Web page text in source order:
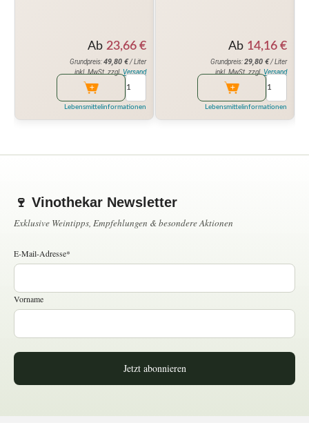
Ab 23,66 €
Grundpreis:49,80 €/ Liter
inkl. MwSt. zzgl. Versand
Lebensmittelinformationen
Ab 14,16 €
Grundpreis:29,80 €/ Liter
inkl. MwSt. zzgl. Versand
Lebensmittelinformationen
🍷 Vinothekar Newsletter
Exklusive Weintipps, Empfehlungen & besondere Aktionen
E-Mail-Adresse*
Vorname
Jetzt abonnieren